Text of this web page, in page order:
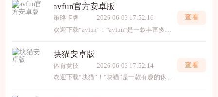
avfun官方安卓版
策略卡牌
2026-06-03 17:52:16
查看
块猫安卓版
体育竞技
2026-06-03 17:52:14
欢迎下载“块猫”！“块猫”是一款有趣的休闲游戏，操作简单，适合各个年龄段的玩家。游戏中你可以扮演可爱的猫咪，完成各种有趣的任务和挑战，体验放松和快乐的时光。丰富的关卡设计
查看